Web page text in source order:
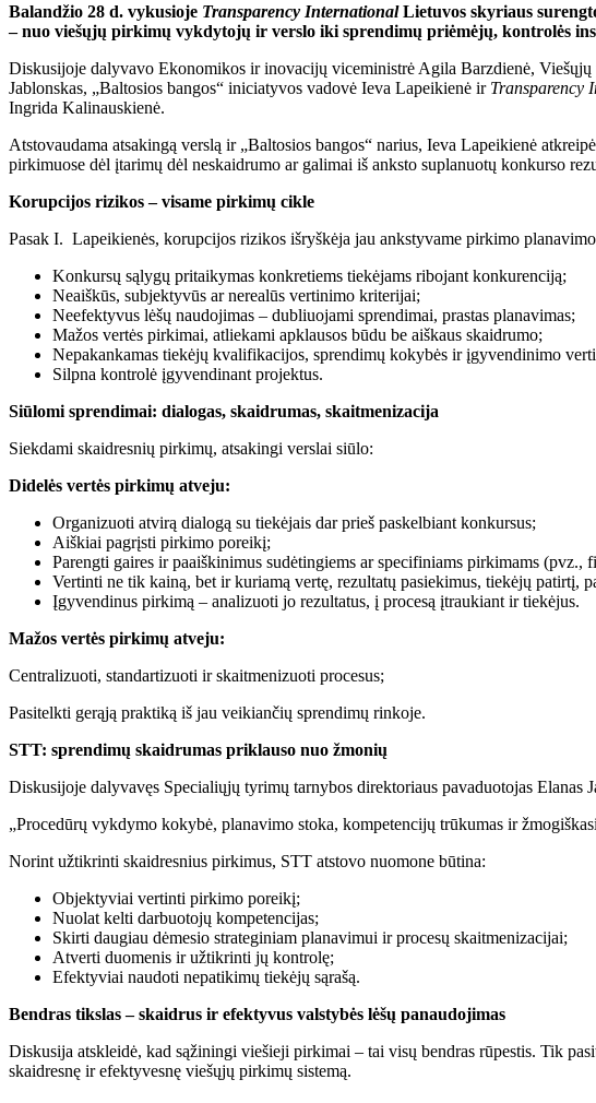
Balandžio 28 d. vykusioje Transparency InternationalLietuvos skyriaus
– nuo viešųjų pirkimų vykdytojų ir verslo iki sprendimų priėmėjų, kontrolės
Diskusijoje dalyvavo Ekonomikos ir inovacijų viceministrė Agila Barzdienė,
Jablonskas, „Baltosios bangos“ iniciatyvos vadovė Ieva Lapeikienė ir Transparency
Ingrida Kalinauskienė.
Atstovaudama atsakingą verslą ir „Baltosios bangos“ narius, Ieva Lapeikienė
pirkimuose dėl įtarimų dėl neskaidrumo ar galimai iš anksto suplanuotų konkurso
Korupcijos rizikos – visame pirkimų cikle
Pasak I. Lapeikienės, korupcijos rizikos išryškėja jau ankstyvame pirkimo
Konkursų sąlygų pritaikymas konkretiems tiekėjams ribojant konkurenciją;
Neaiškūs, subjektyvūs ar nerealūs vertinimo kriterijai;
Neefektyvus lėšų naudojimas – dubliuojami sprendimai, prastas planavimas;
Mažos vertės pirkimai, atliekami apklausos būdu be aiškaus skaidrumo;
Nepakankamas tiekėjų kvalifikacijos, sprendimų kokybės ir įgyvendinimo
Silpna kontrolė įgyvendinant projektus.
Siūlomi sprendimai: dialogas, skaidrumas, skaitmenizacija
Siekdami skaidresnių pirkimų, atsakingi verslai siūlo:
Didelės vertės pirkimų atveju:
Organizuoti atvirą dialogą su tiekėjais dar prieš paskelbiant konkursus;
Aiškiai pagrįsti pirkimo poreikį;
Parengti gaires ir paaiškinimus sudėtingiems ar specifiniams pirkimams (pvz.,
Vertinti ne tik kainą, bet ir kuriamą vertę, rezultatų pasiekimus, tiekėjų patirtį,
Įgyvendinus pirkimą – analizuoti jo rezultatus, į procesą įtraukiant ir tiekėjus.
Mažos vertės pirkimų atveju:
Centralizuoti, standartizuoti ir skaitmenizuoti procesus;
Pasitelkti gerąją praktiką iš jau veikiančių sprendimų rinkoje.
STT: sprendimų skaidrumas priklauso nuo žmonių
Diskusijoje dalyvavęs Specialiųjų tyrimų tarnybos direktoriaus pavaduotojas Elanas
„Procedūrų vykdymo kokybė, planavimo stoka, kompetencijų trūkumas ir
Norint užtikrinti skaidresnius pirkimus, STT atstovo nuomone būtina:
Objektyviai vertinti pirkimo poreikį;
Nuolat kelti darbuotojų kompetencijas;
Skirti daugiau dėmesio strateginiam planavimui ir procesų skaitmenizacijai;
Atverti duomenis ir užtikrinti jų kontrolę;
Efektyviai naudoti nepatikimų tiekėjų sąrašą.
Bendras tikslas – skaidrus ir efektyvus valstybės lėšų panaudojimas
Diskusija atskleidė, kad sąžiningi viešieji pirkimai – tai visų bendras rūpestis. Tik
skaidresnę ir efektyvesnę viešųjų pirkimų sistemą.